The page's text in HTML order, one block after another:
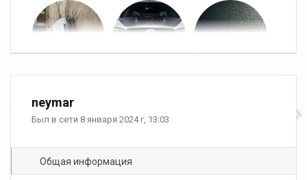
neymar
Был в сети 8 января 2024 г, 13:03
Общая информация